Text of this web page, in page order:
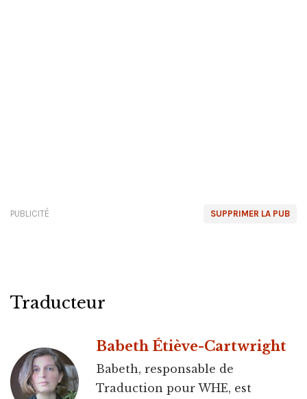
SUPPRIMER LA PUB
PUBLICITÉ
Traducteur
Babeth Étiève-Cartwright
Babeth, responsable de
Traduction pour WHE, est